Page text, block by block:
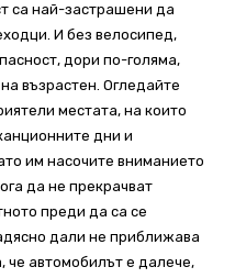
са най-застрашени да
И без велосипед,
дори по-голяма,
възрастен. Огледайте
местата, на които
дни и
им насочите вниманието
да не прекрачват
преди да са се
дали не приближава
че автомобилът е далече,